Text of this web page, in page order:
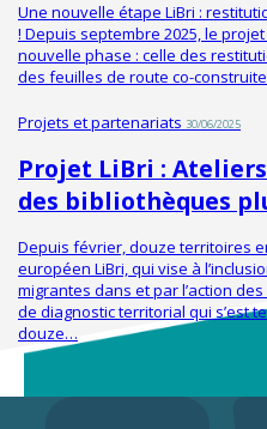
Une nouvelle étape LiBri :
! Depuis septembre 2025, le
nouvelle phase : celle des
des feuilles de route co-
Projets et partenariats 30/06/2025
Projet LiBri :
des bibliothèques
Depuis février, douze territoires
européen LiBri, qui vise à
migrantes dans et par l’action
de diagnostic territorial qui s’est
douze…